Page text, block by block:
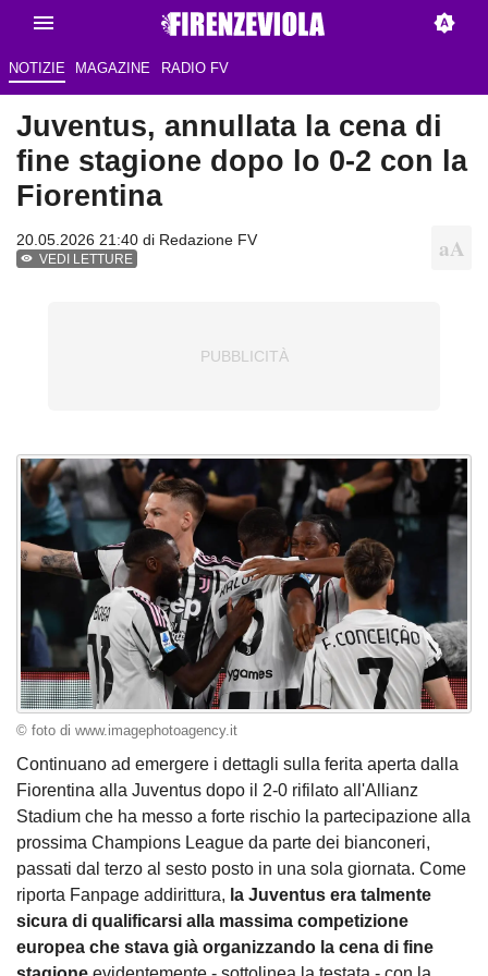
NOTIZIE MAGAZINE RADIO FV
Juventus, annullata la cena di
fine stagione dopo lo 0-2 con la
Fiorentina
20.05.2026 21:40 di Redazione FV
VEDI LETTURE
© foto di www.imagephotoagency.it
Continuano ad emergere i dettagli sulla ferita aperta dalla
Fiorentina alla Juventus dopo il 2-0 rifilato all'Allianz
Stadium che ha messo a forte rischio la partecipazione alla
prossima Champions League da parte dei bianconeri,
passati dal terzo al sesto posto in una sola giornata. Come
riporta Fanpage addirittura, la Juventus era talmente
sicura di qualificarsi alla massima competizione
europea che stava già organizzando la cena di fine